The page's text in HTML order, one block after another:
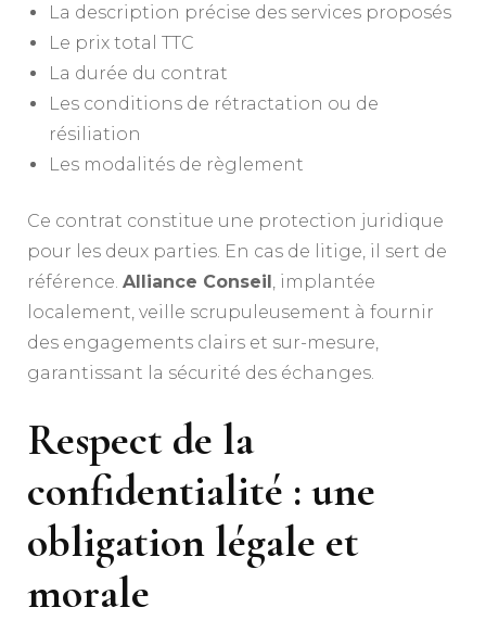
La description précise des services proposés
Le prix total TTC
La durée du contrat
Les conditions de rétractation ou de
résiliation
Les modalités de règlement
Ce contrat constitue une protection juridique
pour les deux parties. En cas de litige, il sert de
référence. Alliance Conseil , implantée
localement, veille scrupuleusement à fournir
des engagements clairs et sur-mesure,
garantissant la sécurité des échanges.
Respect de la
confidentialité : une
obligation légale et
morale